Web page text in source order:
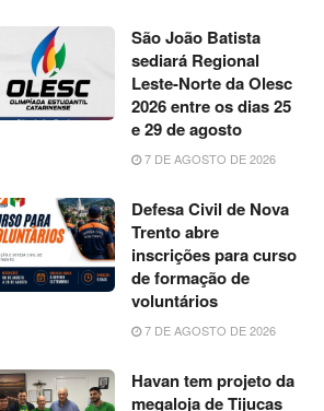
São João Batista
sediará Regional
Leste-Norte da Olesc
2026 entre os dias 25
e 29 de agosto
7 DE AGOSTO DE 2026
Defesa Civil de Nova
Trento abre
inscrições para curso
de formação de
voluntários
7 DE AGOSTO DE 2026
Havan tem projeto da
megaloja de Tijucas